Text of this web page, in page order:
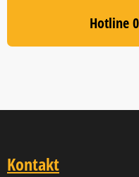
Hotline
Kontakt